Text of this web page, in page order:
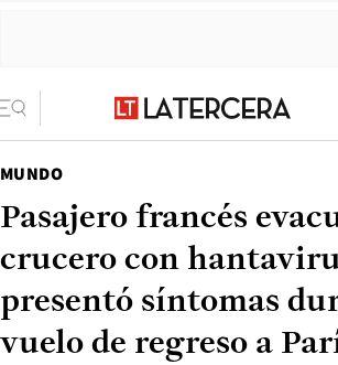
MUNDO
Pasajero francés
crucero con
presentó síntomas
vuelo de regreso a